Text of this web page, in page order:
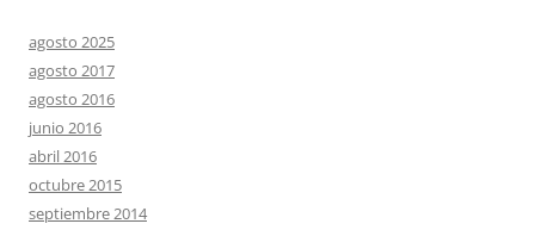
agosto 2025
agosto 2017
agosto 2016
junio 2016
abril 2016
octubre 2015
septiembre 2014